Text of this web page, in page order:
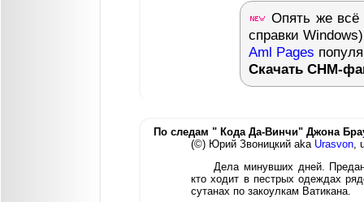
Опять же
справки
Aml Pages
Скачать CHM-
По следам " Кода Да-Винчи" Джона
(©) Юрий Звоницкий aka Urasvon,
Дела минувших дней.
кто ходит в пестрых одеждах
сутанах по закоулкам Ватикана.